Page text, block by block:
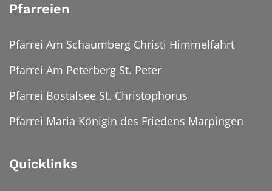
Pfarreien
Pfarrei Am Schaumberg Christi Himmelfahrt
Pfarrei Am Peterberg St. Peter
Pfarrei Bostalsee St. Christophorus
Pfarrei Maria Königin des Friedens Marpingen
Quicklinks